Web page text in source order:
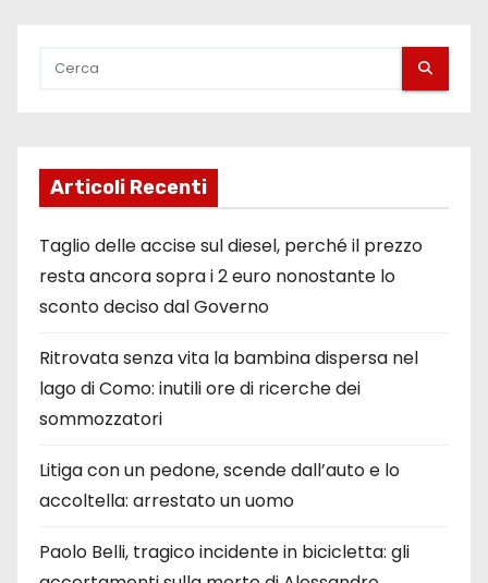
Articoli Recenti
Taglio delle accise sul diesel, perché il prezzo
resta ancora sopra i 2 euro nonostante lo
sconto deciso dal Governo
Ritrovata senza vita la bambina dispersa nel
lago di Como: inutili ore di ricerche dei
sommozzatori
Litiga con un pedone, scende dall’auto e lo
accoltella: arrestato un uomo
Paolo Belli, tragico incidente in bicicletta: gli